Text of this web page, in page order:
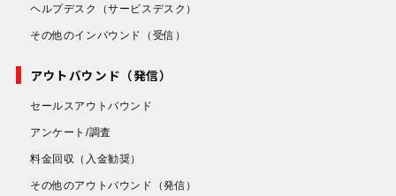
活かし、コストパフォーマン
スと高品質の両立を実現。業
調整の負担を大幅に軽減し、
も貢献しています。 国内外の
多数の企業様からも高い評価
をいただき、安心してご利用
ヘルプデスク （サービスデスク）
その他のインバウンド （受信）
アウトバウンド（発信）
セールスアウトバウンド
アンケート/調査
料金回収 （入金勧奨）
その他のアウトバウンド （発信）